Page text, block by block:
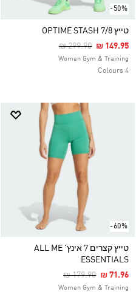
-50%
טייץ OPTIME STASH 7/8
Price Reduced From
₪ 299.90To₪ 149.95
Women Gym & Training
4 Colours
-60%
טייץ קצרים 7 אינץ' ALL ME
ESSENTIALS
Price Reduced From
₪ 179.90To₪ 71.96
Women Gym & Training